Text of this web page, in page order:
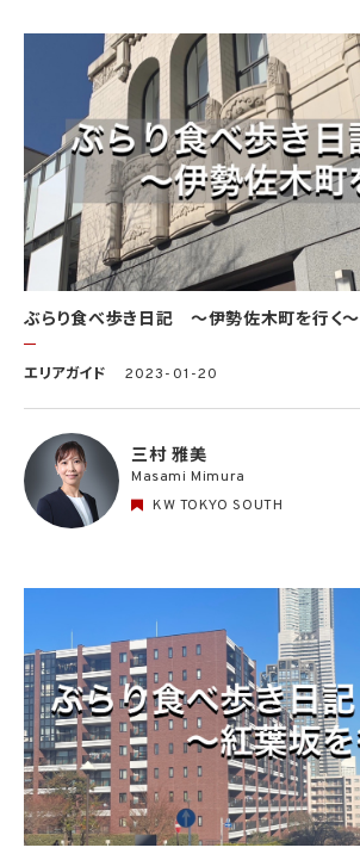
ぶらり食べ歩き日記 〜伊勢佐木町を行く〜
エリアガイド 2023-01-20
三村 雅美
Masami Mimura
KW TOKYO SOUTH